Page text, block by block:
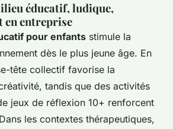
éducatif, ludique,
en entreprise
pour enfants stimule la
dès le plus jeune âge. En
tête collectif favorise la
tandis que des activités
jeux de réflexion 10+ renforcent
les contextes thérapeutiques,